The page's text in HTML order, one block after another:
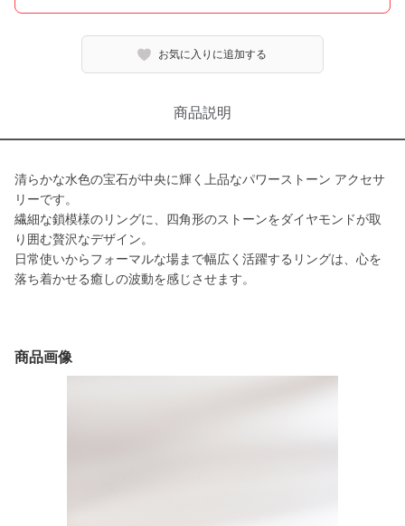
お気に入りに追加する
商品説明
清らかな水色の宝石が中央に輝く上品なパワーストーン アクセサ
リーです。
繊細な鎖模様のリングに、四角形のストーンをダイヤモンドが取
り囲む贅沢なデザイン。
日常使いからフォーマルな場まで幅広く活躍するリングは、心を
落ち着かせる癒しの波動を感じさせます。
商品画像